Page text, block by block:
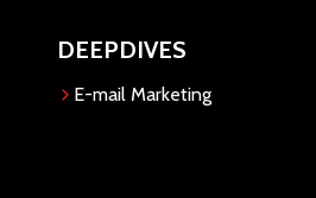
DEEPDIVES
E-mail Marketing